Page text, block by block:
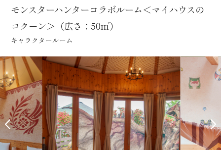
モンスターハンターコラボルーム＜マイハウスの
コクーン＞（広さ：50㎡）
キャラクタールーム